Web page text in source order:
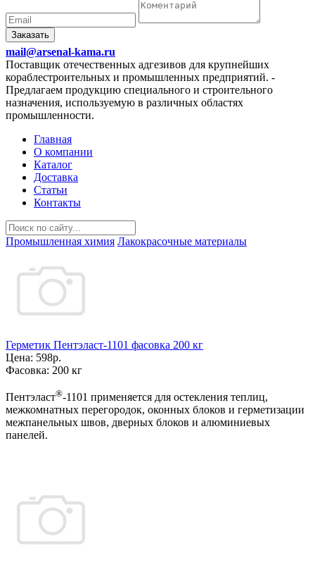
Заказать
mail@arsenal-kama.ru
Поставщик отечественных адгезивов для крупнейших
кораблестроительных и промышленных предприятий. -
Предлагаем продукцию специального и строительного
назначения, используемую в различных областях
промышленности.
Главная
О компании
Каталог
Доставка
Статьи
Контакты
Промышленная химия Лакокрасочные материалы
Герметик Пентэласт-1101 фасовка 200 кг
Цена: 598р.
Фасовка: 200 кг
Пентэласт®-1101 применяется для остекления теплиц,
межкомнатных перегородок, оконных блоков и герметизации
межпанельных швов, дверных блоков и алюминиевых
панелей.